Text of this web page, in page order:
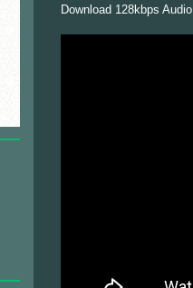
Download 128kbps Audio